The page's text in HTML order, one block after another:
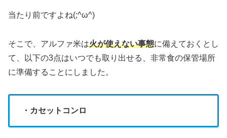
当たり前ですよね(;^ω^)
そこで、アルファ米は火が使えない事態に備えておくとし
て、以下の3点はいつでも取り出せる、非常食の保管場所
に準備することにしました。
・カセットコンロ